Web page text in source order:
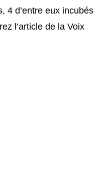
4 d’entre eux incubés
l’article de la Voix